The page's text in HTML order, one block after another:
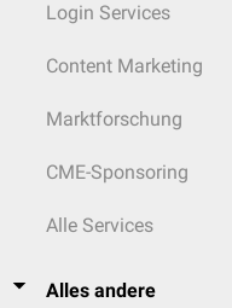
Login Services
Content Marketing
Marktforschung
CME-Sponsoring
Alle Services
Alles andere